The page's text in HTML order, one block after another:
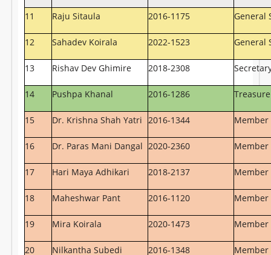
11 Raju Sitaula 2016-1175 General
12 Sahadev Koirala 2022-1523 General
13 Rishav Dev Ghimire 2018-2308
14 Pushpa Khanal 2016-1286
15 Dr. Krishna Shah Yatri 2016-1344 Member
16 Dr. Paras Mani Dangal 2020-2360 Member
17 Hari Maya Adhikari 2018-2137 Member
18 Maheshwar Pant 2016-1120 Member
19 Mira Koirala 2020-1473 Member
20 Nilkantha Subedi 2016-1348 Member